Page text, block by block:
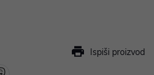
Ispiši proizvod